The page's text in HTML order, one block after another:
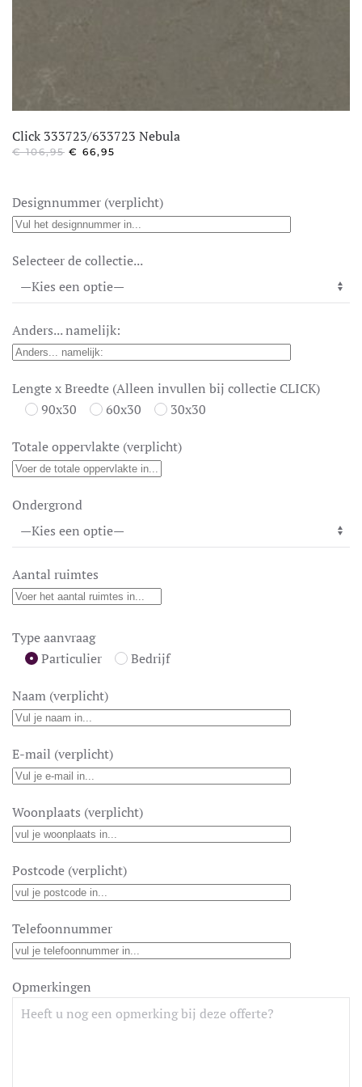
Click 333723/633723 Nebula
€106,95 OORSPRONKELIJKE
€ 66,95
Designnummer (verplicht)
Selecteer de collectie...
Anders... namelijk:
Lengte x Breedte (Alleen invullen bij collectie CLICK)
90x30
60x30 30x30
Totale oppervlakte (verplicht)
Ondergrond
Aantal ruimtes
Type aanvraag
Particulier
Bedrijf
Naam (verplicht)
E-mail (verplicht)
Woonplaats (verplicht)
Postcode (verplicht)
Telefoonnummer
Opmerkingen